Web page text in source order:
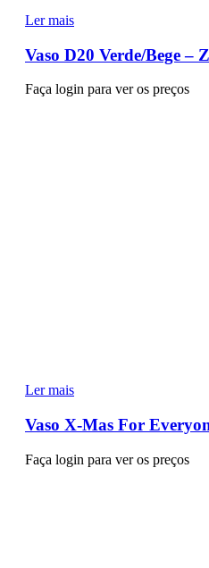
Ler mais
Vaso D20 Verde/Bege –
Faça login para ver os preços
Ler mais
Vaso X-Mas For
Faça login para ver os preços